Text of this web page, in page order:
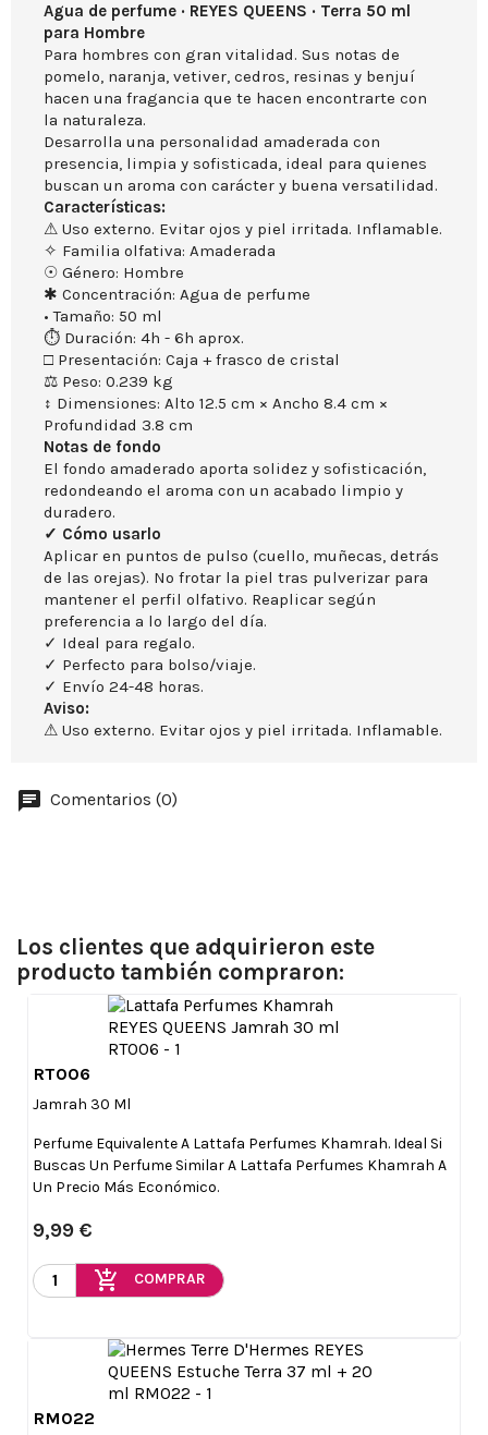
Agua de perfume · REYES QUEENS · Terra 50 ml
para Hombre
Para hombres con gran vitalidad. Sus notas de
pomelo, naranja, vetiver, cedros, resinas y benjuí
hacen una fragancia que te hacen encontrarte con
la naturaleza.
Desarrolla una personalidad amaderada con
presencia, limpia y sofisticada, ideal para quienes
buscan un aroma con carácter y buena versatilidad.
Características:
⚠ Uso externo. Evitar ojos y piel irritada. Inflamable.
✧ Familia olfativa: Amaderada
☉ Género: Hombre
✱ Concentración: Agua de perfume
• Tamaño: 50 ml
⏱ Duración: 4h - 6h aprox.
□ Presentación: Caja + frasco de cristal
⚖ Peso: 0.239 kg
↕ Dimensiones: Alto 12.5 cm × Ancho 8.4 cm ×
Profundidad 3.8 cm
Notas de fondo
El fondo amaderado aporta solidez y sofisticación,
redondeando el aroma con un acabado limpio y
duradero.
✓ Cómo usarlo
Aplicar en puntos de pulso (cuello, muñecas, detrás
de las orejas). No frotar la piel tras pulverizar para
mantener el perfil olfativo. Reaplicar según
preferencia a lo largo del día.
✓ Ideal para regalo.
✓ Perfecto para bolso/viaje.
✓ Envío 24-48 horas.
Aviso:
⚠ Uso externo. Evitar ojos y piel irritada. Inflamable.
Comentarios (0)
Los clientes que adquirieron este
producto también compraron:
RT006
Jamrah 30 Ml
Perfume Equivalente A Lattafa Perfumes Khamrah. Ideal Si
Buscas Un Perfume Similar A Lattafa Perfumes Khamrah A
Un Precio Más Económico.
9,99 €
add_shopping_cart COMPRAR
RM022